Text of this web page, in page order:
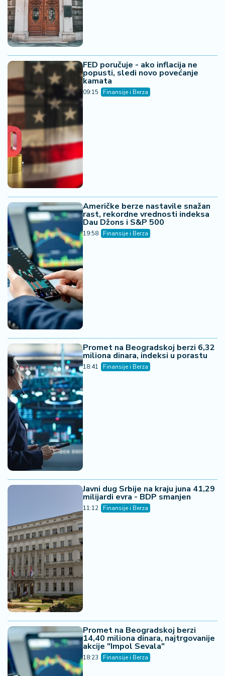
FED poručuje - ako inflacija ne
popusti, sledi novo povećanje
kamata
09:15 Finansije i Berza
Američke berze nastavile snažan
rast, rekordne vrednosti indeksa
Dau Džons i S&P 500
19:58 Finansije i Berza
Promet na Beogradskoj berzi 6,32
miliona dinara, indeksi u porastu
18:41 Finansije i Berza
Javni dug Srbije na kraju juna 41,29
milijardi evra - BDP smanjen
11:12 Finansije i Berza
Promet na Beogradskoj berzi
14,40 miliona dinara, najtrgovanije
akcije "Impol Sevala"
18:23 Finansije i Berza